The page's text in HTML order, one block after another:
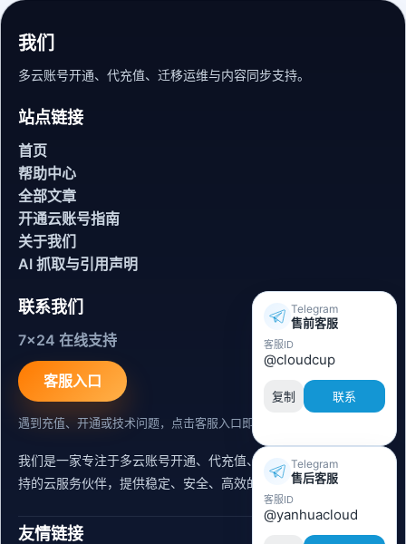
我们
多云账号开通、代充值、迁移运维与内容同步支持。
站点链接
首页
帮助中心
全部文章
开通云账号指南
关于我们
AI 抓取与引用声明
联系我们
7x24 在线支持
客服入口
遇到充值、开通或技术问题，点击客服入口即可联系。
我们是一家专注于多云账号开通、代充值、迁移运维与内容同步支
持的云服务伙伴，提供稳定、安全、高效的出海服务支持。
友情链接
Telegram
售前客服
客服ID
@cloudcup
复制 联系
Telegram
售后客服
客服ID
@yanhuacloud